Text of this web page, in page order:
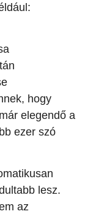
hogy
elegendő a
ezer szó
lesz.
az